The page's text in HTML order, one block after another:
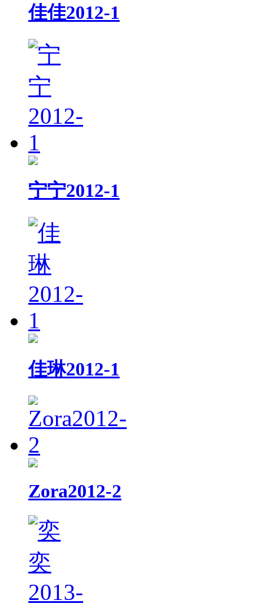
佳佳2012-1
宁宁2012-1
佳琳2012-1
Zora2012-2